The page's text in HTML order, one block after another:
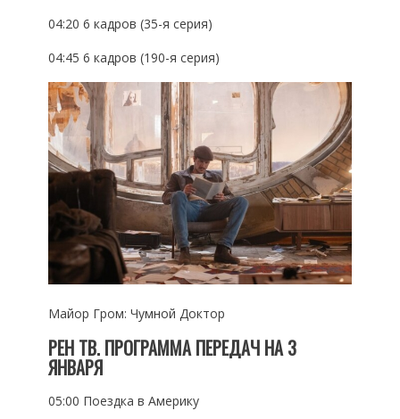
04:20 6 кадров (35-я серия)
04:45 6 кадров (190-я серия)
Майор Гром: Чумной Доктор
РЕН ТВ. ПРОГРАММА ПЕРЕДАЧ НА 3
ЯНВАРЯ
05:00 Поездка в Америку